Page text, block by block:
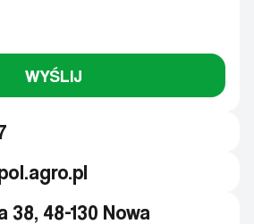
WYŚLIJ
38, 48-130 Nowa